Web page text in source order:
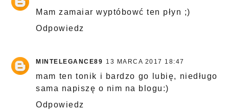
Mam zamaiar wyptóbowć ten płyn ;)
Odpowiedz
MINTELEGANCE89 13 MARCA 2017 18:47
mam ten tonik i bardzo go lubię, niedługo
sama napiszę o nim na blogu:)
Odpowiedz